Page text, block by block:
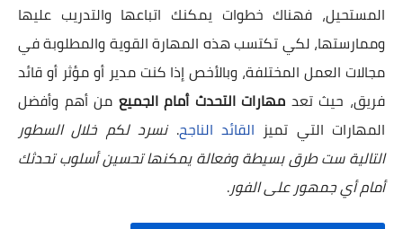
المستحيل، فهناك خطوات يمكنك اتباعها والتدريب عليها
وممارستها، لكي تكتسب هذه المهارة القوية والمطلوبة في
مجالات العمل المختلفة، وبالأخص إذا كنت مدير أو مؤثر أو قائد
فريق، حيث تعد مهارات التحدث أمام الجميع من أهم وأفضل
المهارات التي تميز القائد الناجح.نسرد لكم خلال السطور
التالية ست طرق بسيطة وفعالة يمكنها تحسين أسلوب تحدثك
أمام أي جمهور على الفور.